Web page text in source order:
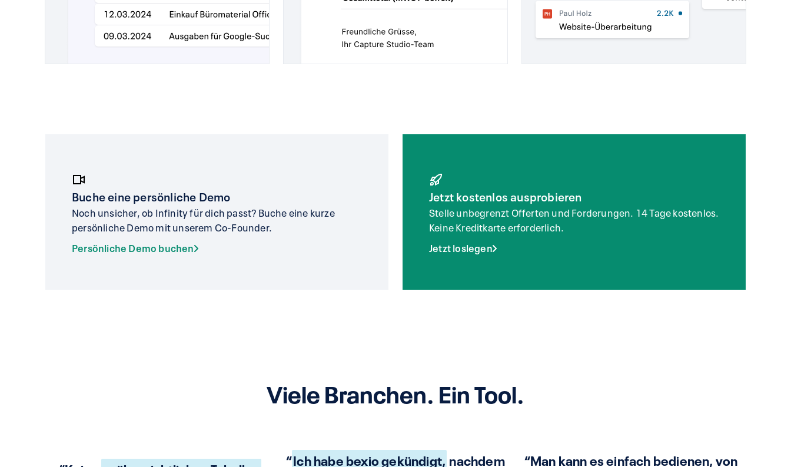
Buche eine persönliche Demo
Noch unsicher, ob Infinity für dich passt? Buche eine kurze
persönliche Demo mit unserem Co-Founder.
Persönliche Demo buchen
Jetzt kostenlos ausprobieren
Stelle unbegrenzt Offerten und Forderungen. 14 Tage kostenlos.
Keine Kreditkarte erforderlich.
Jetzt loslegen
Viele Branchen. Ein Tool.
“Ich habe bexio gekündigt, nachdem “Man kann es einfach bedienen, von